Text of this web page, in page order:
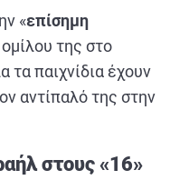
«επίσημη
της στο
τα παιχνίδια έχουν
αντίπαλό της στην
στους «16»